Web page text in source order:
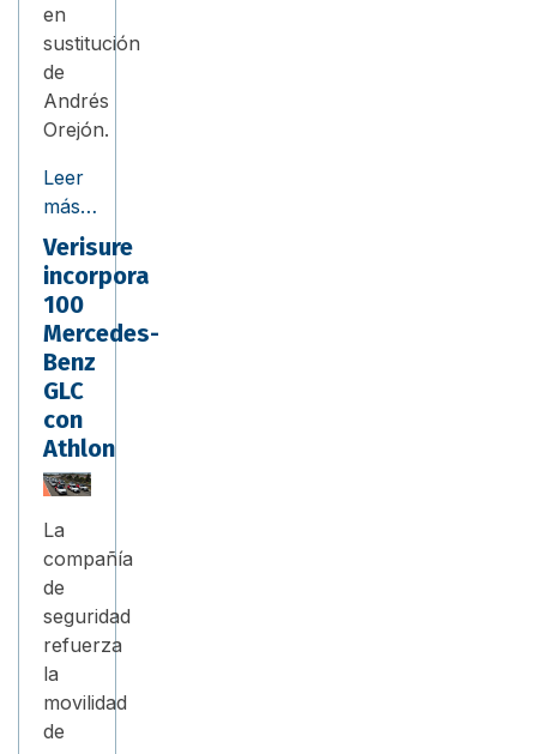
en
sustitución
de
Andrés
Orejón.
Leer
más…
Verisure
incorpora
100
Mercedes-
Benz
GLC
con
Athlon
La
compañía
de
seguridad
refuerza
la
movilidad
de